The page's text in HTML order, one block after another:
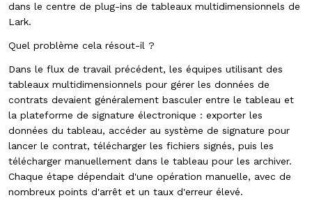
dans le centre de plug-ins de tableaux multidimensionnels de
Lark.
Quel problème cela résout-il ?
Dans le flux de travail précédent, les équipes utilisant des
tableaux multidimensionnels pour gérer les données de
contrats devaient généralement basculer entre le tableau et
la plateforme de signature électronique : exporter les
données du tableau, accéder au système de signature pour
lancer le contrat, télécharger les fichiers signés, puis les
télécharger manuellement dans le tableau pour les archiver.
Chaque étape dépendait d'une opération manuelle, avec de
nombreux points d'arrêt et un taux d'erreur élevé.